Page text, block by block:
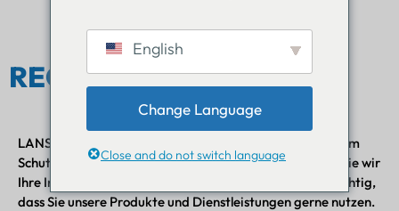
RECHTSARTIKEL
LANSITEC legt Wert auf Transparenz und Vertrauen beim
Schutz Ihrer Daten und erklärt Ihnen klar und deutlich, wie wir
Ihre Informationen erfassen und verarbeiten. Uns ist wichtig,
dass Sie unsere Produkte und Dienstleistungen gerne nutzen.
English
Change Language
Close and do not switch language